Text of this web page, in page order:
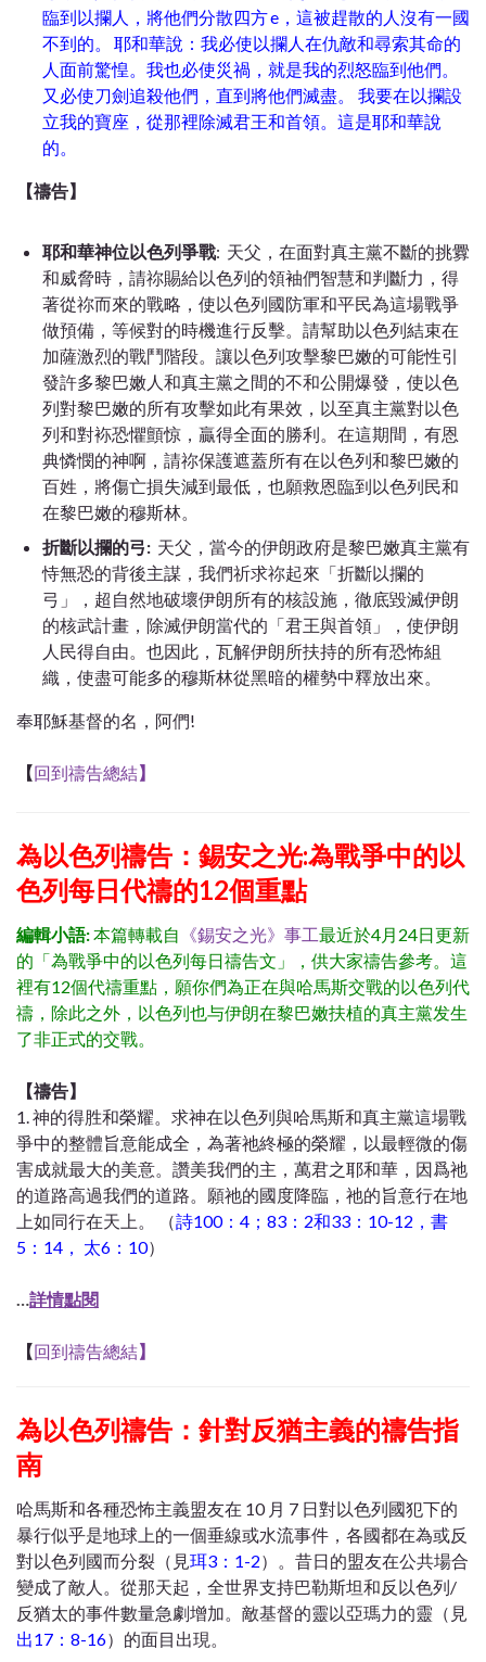
臨到以攔 人，將他們分散四方e ，這被趕散的人沒有一國
不到的。
耶和華說：我必使以攔 人在仇敵和尋索其命的
人面前驚惶。我也必使災禍，就是我的烈怒臨到他們。
又必使刀劍追殺他們，直到將他們滅盡。 我要在以攔設
立我的寶座，從那裡除滅君王和首領。這是耶和華說
的。
【禱告】
耶和華神位以色列爭戰: 天父，在面對真主黨不斷的挑釁
和威脅時，請祢賜給以色列的領袖們智慧和判斷力，得
著從祢而來的戰略，使以色列國防軍和平民為這場戰爭
做預備，等候對的時機進行反擊。請幫助以色列結束在
加薩激烈的戰鬥階段。讓以色列攻擊黎巴嫩的可能性引
發許多黎巴嫩人和真主黨之間的不和公開爆發，使以色
列對黎巴嫩的所有攻擊如此有果效，以至真主黨對以色
列和對袮恐懼顫惊，贏得全面的勝利。在這期間，有恩
典憐憫的神啊，請祢保護遮蓋所有在以色列和黎巴嫩的
百姓，將傷亡損失減到最低，也願救恩臨到以色列民和
在黎巴嫩的穆斯林。
折斷以攔的弓: 天父，當今的伊朗政府是黎巴嫩真主黨有
恃無恐的背後主謀，我們祈求祢起來「折斷以攔的
弓」，超自然地破壞伊朗所有的核設施，徹底毀滅伊朗
的核武計畫，除滅伊朗當代的「君王與首領」，使伊朗
人民得自由。也因此，瓦解伊朗所扶持的所有恐怖組
織，使盡可能多的穆斯林從黑暗的權勢中釋放出來。
奉耶穌基督的名，阿們!
【回到禱告總結】
為以色列禱告：錫安之光:為戰爭中的以
色列每日代禱的12個重點
編輯小語:本篇轉載自 《錫安之光》事工最近於4月24日更新
的「為戰爭中的以色列每日禱告文」，供大家禱告參考。這
裡有12個代禱重點，願你們為正在與哈馬斯交戰的以色列代
禱，除此之外，以色列也与伊朗在黎巴嫩扶植的真主黨发生
了非正式的交戰。
【禱告】
1. 神的得胜和榮耀。求神在以色列與哈馬斯和真主黨這場戰
爭中的整體旨意能成全，為著祂終極的榮耀，以最輕微的傷
害成就最大的美意。讚美我們的主，萬君之耶和華，因爲祂
的道路高過我們的道路。願祂的國度降臨，祂的旨意行在地
上如同行在天上。 （詩100：4；83：2和33：10-12，書
5：14， 太6：10）
詳情點閱
【回到禱告總結】
為以色列禱告：針對反猶主義的禱告指
南
哈馬斯和各種恐怖主義盟友在 10 月 7 日對以色列國犯下的
暴行似乎是地球上的一個垂線或水流事件，各國都在為或反
對以色列國而分裂（見珥3：1-2）。昔日的盟友在公共場合
變成了敵人。從那天起，全世界支持巴勒斯坦和反以色列/
反猶太的事件數量急劇增加。敵基督的靈以亞瑪力的靈（見
出17：8-16）的面目出現。